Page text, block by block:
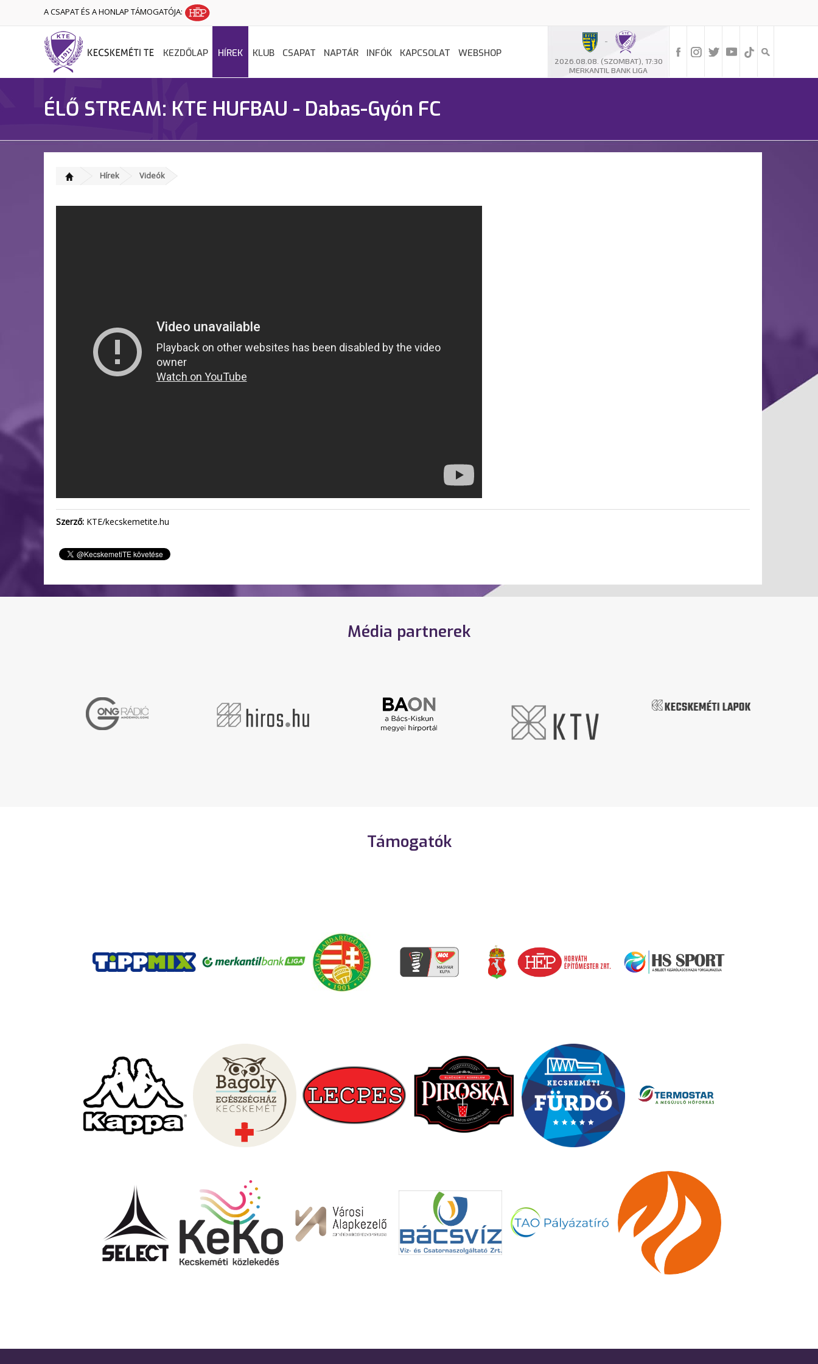
A CSAPAT ÉS A HONLAP TÁMOGATÓJA:
-
2026.08.08. (SZOMBAT), 17:30
MERKANTIL BANK LIGA
KEZDŐLAP HÍREK KLUB CSAPAT NAPTÁR INFÓK KAPCSOLAT WEBSHOP
ÉLŐ STREAM: KTE HUFBAU - Dabas-Gyón FC
Hírek Videók
Szerző: KTE/kecskemetite.hu
Média partnerek
Támogatók